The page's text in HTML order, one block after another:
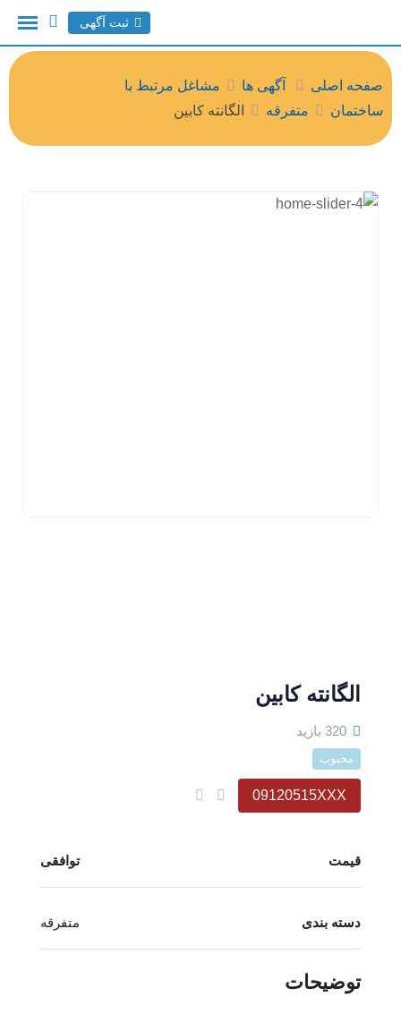
ثبت آگهی
صفحه اصلی آگهی ها
مشاغل مرتبط با
ساختمان
متفرقه الگانته کابین
الگانته کابین
320 بازید
محبوب
09120515XXX
قیمت توافقی
دسته بندی متفرقه
توضیحات